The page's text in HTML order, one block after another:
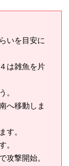
いを目安に
は雑魚を片
。
へ移動しま
す。
。
攻撃開始。